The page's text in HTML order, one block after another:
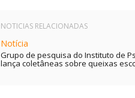
NOTICIAS RELACIONADAS
Notícia
Grupo de pesquisa do Instituto de
lança coletâneas sobre queixas